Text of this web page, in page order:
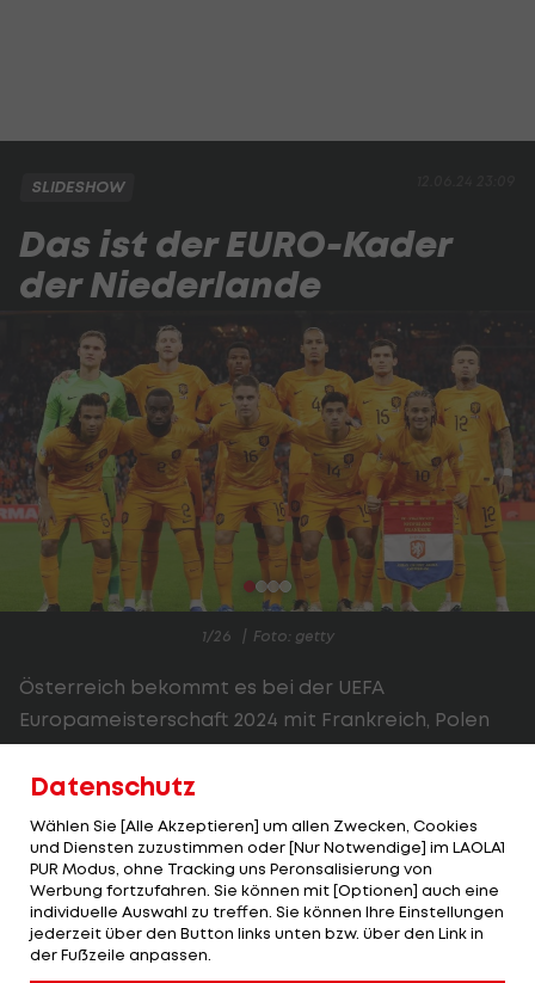
SLIDESHOW
Das ist der EURO-Kader
der Niederlande
1/26 Foto: getty
Österreich bekommt es bei der UEFA
Europameisterschaft 2024 mit Frankreich, Polen
und den Niederlanden mit drei starken
Gruppengegnern zu tun.
Neben den Franzosen werden vor allem die mit
Superstars gespickten Niederländer eine ganz
harte Nuss für die ÖFB-Truppe.
Dabei müssen die Niederländer auf Barca-Star
Datenschutz
Wählen Sie [Alle Akzeptieren] um allen Zwecken, Cookies
und Diensten zuzustimmen oder [Nur Notwendige] im LAOLA1
PUR Modus, ohne Tracking uns Peronsalisierung von
Werbung fortzufahren. Sie können mit [Optionen] auch eine
individuelle Auswahl zu treffen. Sie können Ihre Einstellungen
jederzeit über den Button links unten bzw. über den Link in
der Fußzeile anpassen.